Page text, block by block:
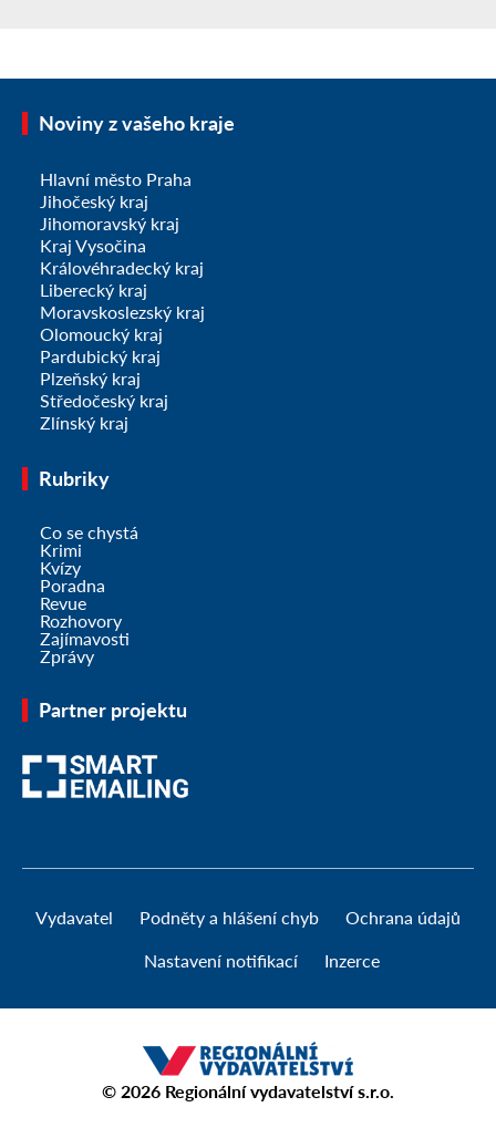
Noviny z vašeho kraje
Hlavní město Praha
Jihočeský kraj
Jihomoravský kraj
Kraj Vysočina
Královéhradecký kraj
Liberecký kraj
Moravskoslezský kraj
Olomoucký kraj
Pardubický kraj
Plzeňský kraj
Středočeský kraj
Zlínský kraj
Rubriky
Co se chystá
Krimi
Kvízy
Poradna
Revue
Rozhovory
Zajímavosti
Zprávy
Partner projektu
Vydavatel Podněty a hlášení chyb Ochrana údajů
Nastavení notifikací Inzerce
© 2026 Regionální vydavatelství s.r.o.